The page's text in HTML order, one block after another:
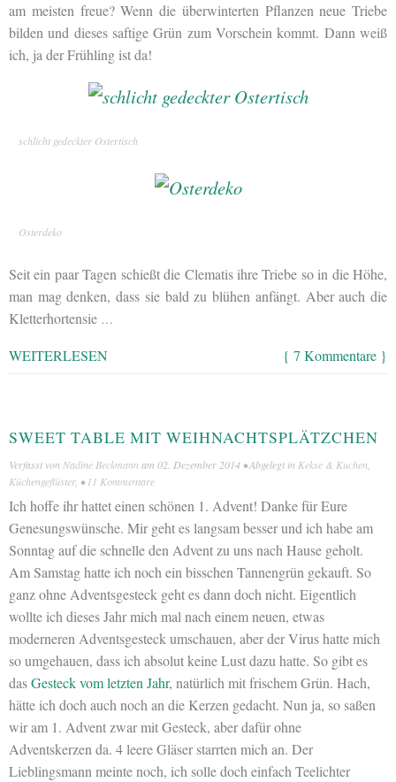
am meisten freue? Wenn die überwinterten Pflanzen neue Triebe
bilden und dieses saftige Grün zum Vorschein kommt. Dann weiß
ich, ja der Frühling ist da!
schlicht gedeckter Ostertisch
Osterdeko
Seit ein paar Tagen schießt die Clematis ihre Triebe so in die Höhe,
man mag denken, dass sie bald zu blühen anfängt. Aber auch die
Kletterhortensie …
WEITERLESEN { 7 Kommentare }
SWEET TABLE MIT WEIHNACHTSPLÄTZCHEN
Verfasst von Nadine Beckmann am 02. Dezember 2014 • Abgelegt in Kekse & Kuchen,
Küchengeflüster, •11 Kommentare
Ich hoffe ihr hattet einen schönen 1. Advent! Danke für Eure
Genesungswünsche. Mir geht es langsam besser und ich habe am
Sonntag auf die schnelle den Advent zu uns nach Hause geholt.
Am Samstag hatte ich noch ein bisschen Tannengrün gekauft. So
ganz ohne Adventsgesteck geht es dann doch nicht. Eigentlich
wollte ich dieses Jahr mich mal nach einem neuen, etwas
moderneren Adventsgesteck umschauen, aber der Virus hatte mich
so umgehauen, dass ich absolut keine Lust dazu hatte. So gibt es
dasGesteck vom letzten Jahr, natürlich mit frischem Grün. Hach,
hätte ich doch auch noch an die Kerzen gedacht. Nun ja, so saßen
wir am 1. Advent zwar mit Gesteck, aber dafür ohne
Adventskerzen da. 4 leere Gläser starrten mich an. Der
Lieblingsmann meinte noch, ich solle doch einfach Teelichter